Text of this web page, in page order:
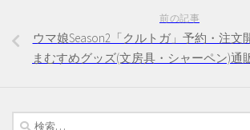
前の記事
ウマ娘Season2「クルトガ」予約・注文
まむすめグッズ(文房具・シャーペン)通
検